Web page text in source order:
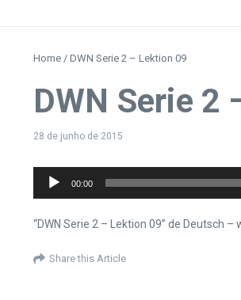
Home / DWN Serie 2 – Lektion 09
DWN Serie 2
28 de junho de 2015
Tocador
00:00
“DWN Serie 2 – Lektion 09” de Deutsch
Share this Article